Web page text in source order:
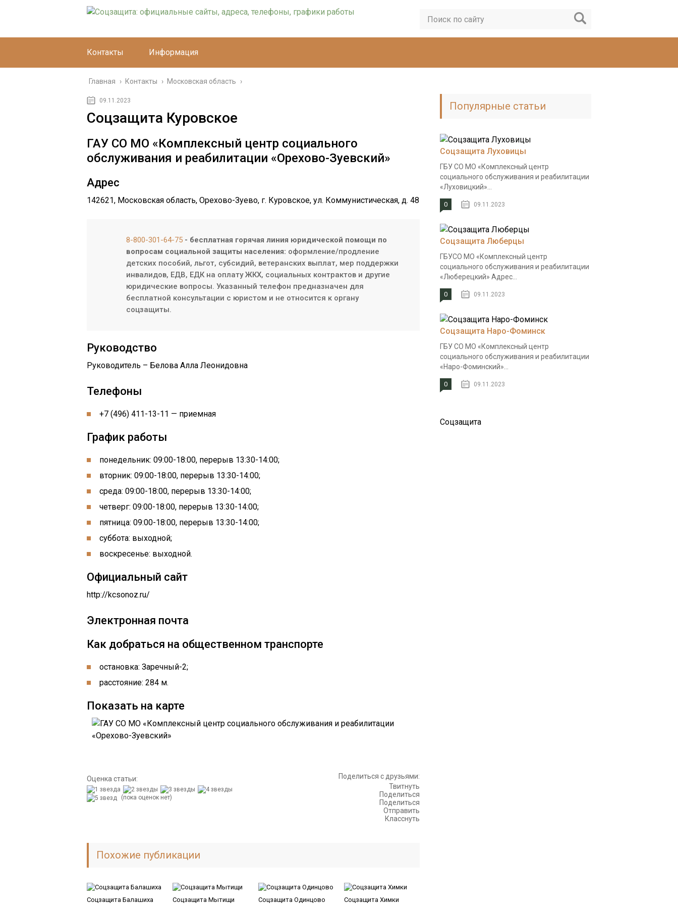
Контакты Информация
Главная › Контакты › Московская область ›
09.11.2023
Соцзащита Куровское
ГАУ СО МО «Комплексный центр социального
обслуживания и реабилитации «Орехово-Зуевский»
Адрес
142621, Московская область, Орехово-Зуево, г. Куровское, ул. Коммунистическая, д. 48
8-800-301-64-75 - бесплатная горячая линия юридической помощи по
вопросам социальной защиты населения: оформление/продление
детских пособий, льгот, субсидий, ветеранских выплат, мер поддержки
инвалидов, ЕДВ, ЕДК на оплату ЖКХ, социальных контрактов и другие
юридические вопросы. Указанный телефон предназначен для
бесплатной консультации с юристом и не относится к органу
соцзащиты.
Руководство
Руководитель – Белова Алла Леонидовна
Телефоны
+7 (496) 411-13-11 — приемная
График работы
понедельник: 09:00-18:00, перерыв 13:30-14:00;
вторник: 09:00-18:00, перерыв 13:30-14:00;
среда: 09:00-18:00, перерыв 13:30-14:00;
четверг: 09:00-18:00, перерыв 13:30-14:00;
пятница: 09:00-18:00, перерыв 13:30-14:00;
суббота: выходной;
воскресенье: выходной.
Официальный сайт
http://kcsonoz.ru/
Электронная почта
Как добраться на общественном транспорте
остановка: Заречный-2;
расстояние: 284 м.
Показать на карте
Оценка статьи:
(пока оценок нет)
Поделиться с друзьями:
Твитнуть
Поделиться
Поделиться
Отправить
Класснуть
Похожие публикации
Соцзащита Балашиха Соцзащита Мытищи Соцзащита Одинцово Соцзащита Химки
Популярные статьи
Соцзащита Луховицы
ГБУ СО МО «Комплексный центр
социального обслуживания и реабилитации
«Луховицкий»...
0 09.11.2023
Соцзащита Люберцы
ГБУСО МО «Комплексный центр
социального обслуживания и реабилитации
«Люберецкий» Адрес...
0 09.11.2023
Соцзащита Наро-Фоминск
ГБУ СО МО «Комплексный центр
социального обслуживания и реабилитации
«Наро-Фоминский»...
0 09.11.2023
Соцзащита